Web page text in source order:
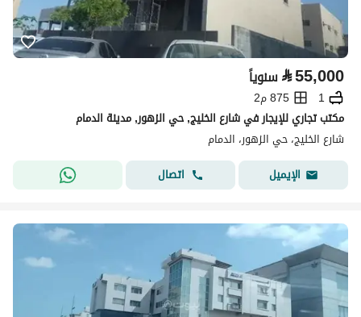
⃁55,000 سنوياً
1
875 م2
مكتب تجاري للإيجار في شارع الخليج, حي الزهور, مدينة الدمام
شارع الخليج، حي الزهور، الدمام
الإيميل
اتصال